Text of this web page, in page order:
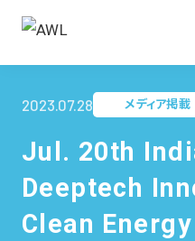
2023.07.28 メディア掲載
Jul. 20th
Deeptech
Clean